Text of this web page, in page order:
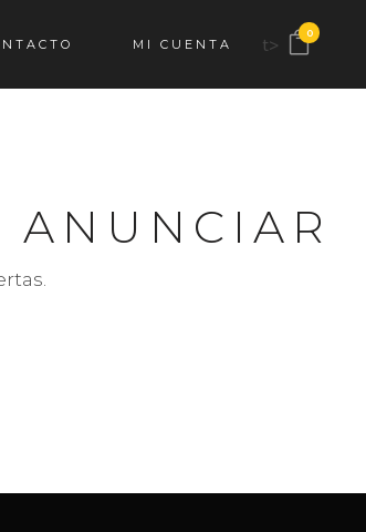
t> 0
MI CUENTA
ANUNCIAR